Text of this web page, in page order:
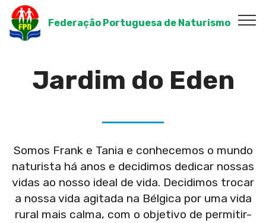
Federação Portuguesa de Naturismo
Jardim do Eden
Somos Frank e Tania e conhecemos o mundo
naturista há anos e decidimos dedicar nossas
vidas ao nosso ideal de vida. Decidimos trocar
a nossa vida agitada na Bélgica por uma vida
rural mais calma, com o objetivo de permitir-